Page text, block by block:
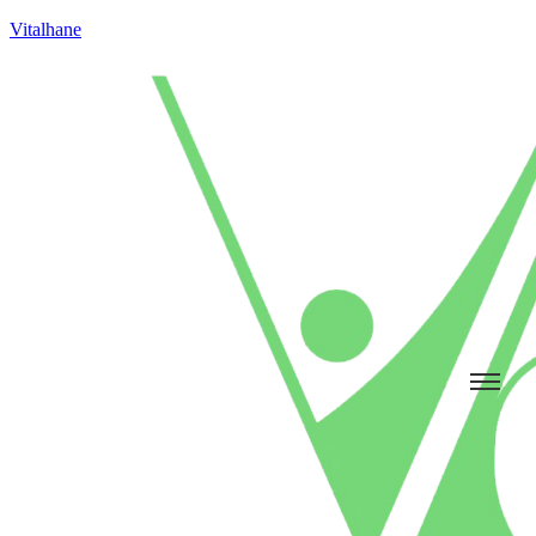
Vitalhane